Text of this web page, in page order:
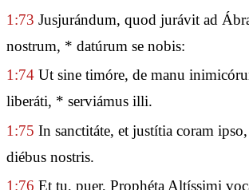
1:73 Jusjurándum, quod jurávit ad
nostrum, * datúrum se nobis:
1:74 Ut sine timóre, de manu
liberáti, * serviámus illi.
1:75 In sanctitáte, et justítia coram
diébus nostris.
1:76 Et tu, puer, Prophéta Altíssimi